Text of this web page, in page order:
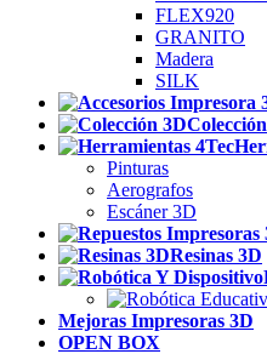
FLEX920
GRANITO
Madera
SILK
Pinturas
Aerografos
Escáner 3D
Resinas 3D
Mejoras Impresoras 3D
OPEN BOX